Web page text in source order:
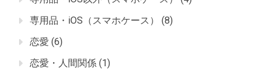
専用品・iOS（スマホケース）
(8)
恋愛 (6)
恋愛・人間関係 (1)